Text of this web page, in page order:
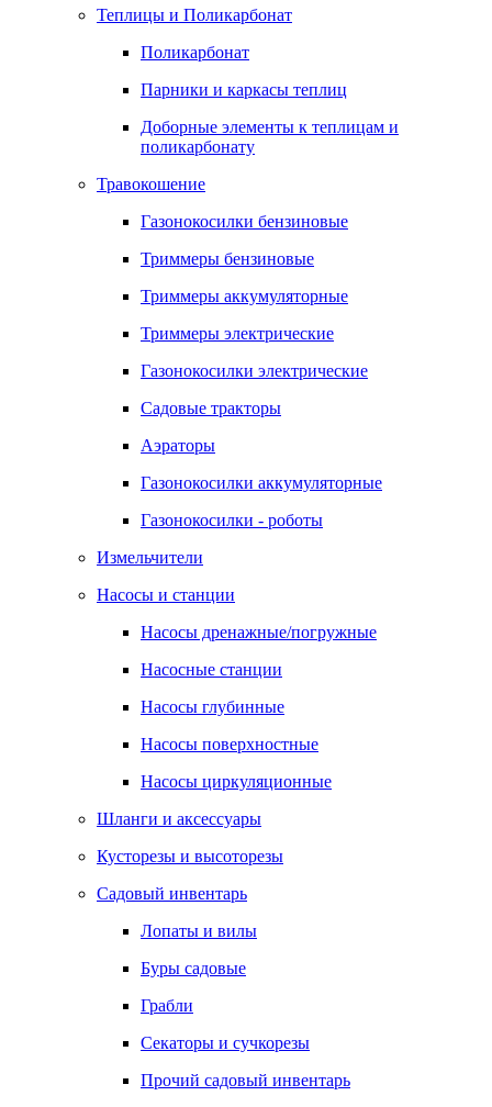
Теплицы и Поликарбонат
Поликарбонат
Парники и каркасы теплиц
Доборные элементы к теплицам и
поликарбонату
Травокошение
Газонокосилки бензиновые
Триммеры бензиновые
Триммеры аккумуляторные
Триммеры электрические
Газонокосилки электрические
Садовые тракторы
Аэраторы
Газонокосилки аккумуляторные
Газонокосилки - роботы
Измельчители
Насосы и станции
Насосы дренажные/погружные
Насосные станции
Насосы глубинные
Насосы поверхностные
Насосы циркуляционные
Шланги и аксессуары
Кусторезы и высоторезы
Садовый инвентарь
Лопаты и вилы
Буры садовые
Грабли
Секаторы и сучкорезы
Прочий садовый инвентарь